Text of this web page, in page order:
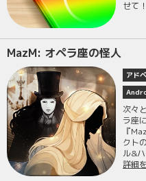
せて
MazM: オペラ座の怪人
アド
次々
ラ座
『
クト
ル&
詳細